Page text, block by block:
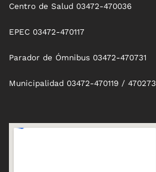
Centro de Salud 03472-470036
EPEC 03472-470117
Parador de Ómnibus 03472-470731
Municipalidad 03472-470119 / 470273